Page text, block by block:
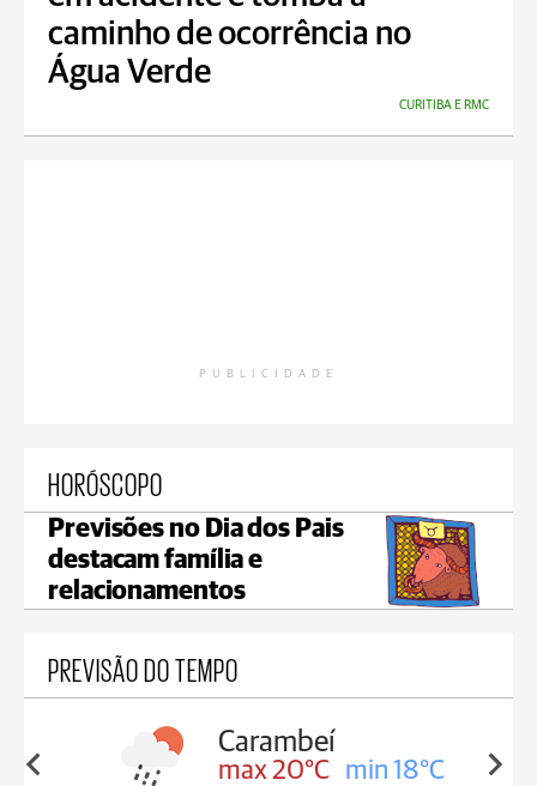
caminho de ocorrência no
Água Verde
CURITIBA E RMC
PUBLICIDADE
HORÓSCOPO
Previsões no Dia dos Pais
destacam família e
relacionamentos
PREVISÃO DO TEMPO
min 18°C
Jaguariaíva
max 20°C min 18°C